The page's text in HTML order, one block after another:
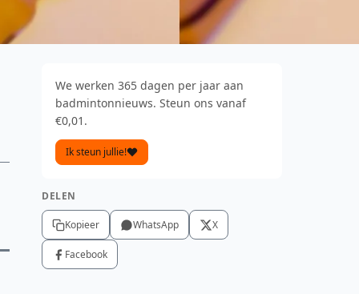
We werken 365 dagen per jaar aan
badmintonnieuws. Steun ons vanaf
€0,01.
Ik steun jullie!
DELEN
Kopieer WhatsApp X
Facebook